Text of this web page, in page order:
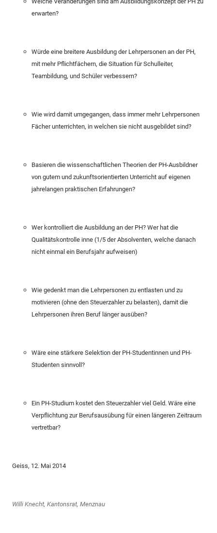
erwarten?
Würde eine breitere Ausbildung der Lehrpersonen an der PH,
mit mehr Pflichtfächern, die Situation für Schulleiter,
Teambildung, und Schüler verbessern?
Wie wird damit umgegangen, dass immer mehr Lehrpersonen
Fächer unterrichten, in welchen sie nicht ausgebildet sind?
Basieren die wissenschaftlichen Theorien der PH-Ausbildner
von gutem und zukunftsorientierten Unterricht auf eigenen
jahrelangen praktischen Erfahrungen?
Wer kontrolliert die Ausbildung an der PH? Wer hat die
Qualitätskontrolle inne (1/5 der Absolventen, welche danach
nicht einmal ein Berufsjahr aufweisen)
Wie gedenkt man die Lehrpersonen zu entlasten und zu
motivieren (ohne den Steuerzahler zu belasten), damit die
Lehrpersonen ihren Beruf länger ausüben?
Wäre eine stärkere Selektion der PH-Studentinnen und PH-
Studenten sinnvoll?
Ein PH-Studium kostet den Steuerzahler viel Geld. Wäre eine
Verpflichtung zur Berufsausübung für einen längeren Zeitraum
vertretbar?
Geiss, 12. Mai 2014
Willi Knecht, Kantonsrat, Menznau